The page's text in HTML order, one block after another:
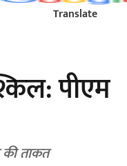
Translate
पीएम
ताकत